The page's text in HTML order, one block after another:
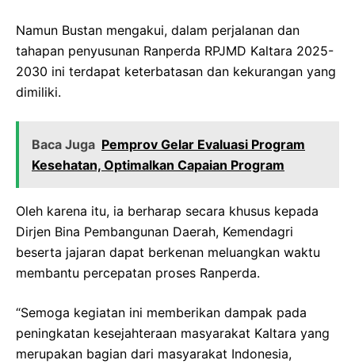
Namun Bustan mengakui, dalam perjalanan dan
tahapan penyusunan Ranperda RPJMD Kaltara 2025-
2030 ini terdapat keterbatasan dan kekurangan yang
dimiliki.
Baca Juga Pemprov Gelar Evaluasi Program
Kesehatan, Optimalkan Capaian Program
Oleh karena itu, ia berharap secara khusus kepada
Dirjen Bina Pembangunan Daerah, Kemendagri
beserta jajaran dapat berkenan meluangkan waktu
membantu percepatan proses Ranperda.
“Semoga kegiatan ini memberikan dampak pada
peningkatan kesejahteraan masyarakat Kaltara yang
merupakan bagian dari masyarakat Indonesia,